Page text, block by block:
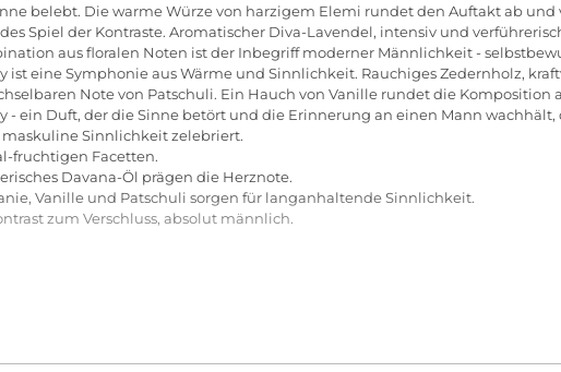
belebt. Die warme Würze von harzigem Elemi rundet den Auftakt ab
Spiel der Kontraste. Aromatischer Diva-Lavendel, intensiv und
aus floralen Noten ist der Inbegriff moderner Männlichkeit -
ist eine Symphonie aus Wärme und Sinnlichkeit. Rauchiges Zedernholz,
Note von Patschuli. Ein Hauch von Vanille rundet die
- ein Duft, der die Sinne betört und die Erinnerung an einen Mann wachhält,
Sinnlichkeit zelebriert.
fruchtigen Facetten.
Davana-Öl prägen die Herznote.
Vanille und Patschuli sorgen für langanhaltende Sinnlichkeit.
zum Verschluss, absolut männlich.
With You Absolutely Parfum von EMPORIO ARMANI bekommt sein
wenige Spritzer. Diese sollten aus etwa 20 cm Entfernung auf warme,
werden.